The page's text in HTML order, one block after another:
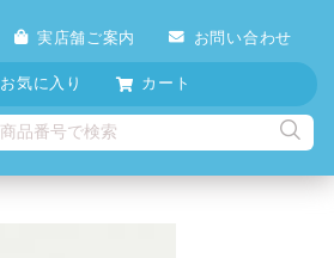
実店舗ご案内 お問い合わせ
お気に入り カート